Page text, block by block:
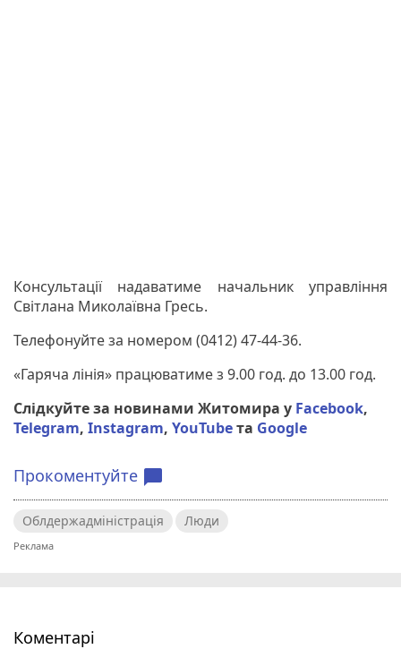
Консультації надаватиме начальник управління
Світлана Миколаївна Гресь.
Телефонуйте за номером (0412) 47-44-36.
«Гаряча лінія» працюватиме з 9.00 год. до 13.00 год.
Слідкуйте за новинами Житомира у Facebook,
Telegram, Instagram, YouTubeта Google
Прокоментуйте chat_bubble
Облдержадміністрація Люди
Коментарі